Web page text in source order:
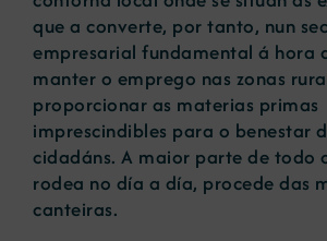
que a converte, por tanto, nun
empresarial fundamental á hora
manter o emprego nas zonas
proporcionar as materias primas
imprescindibles para o benestar
cidadáns. A maior parte de todo
rodea no día a día, procede das
canteiras.